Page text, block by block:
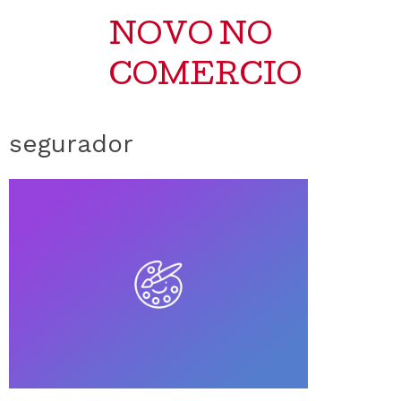
NOVO NO
COMERCIO
segurador